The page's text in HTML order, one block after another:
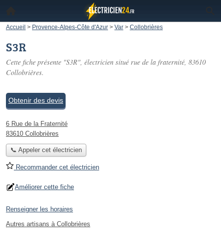
Accueil > Provence-Alpes-Côte d'Azur > Var > Collobrières
S3R
Cette fiche présente "S3R", électricien situé rue de la fraternité, 83610
Collobrières.
Obtenir des devis
6 Rue de la Fraternité
83610 Collobrières
📞 Appeler cet électricien
Recommander cet électricien
Améliorer cette fiche
Renseigner les horaires
Autres artisans à Collobrières